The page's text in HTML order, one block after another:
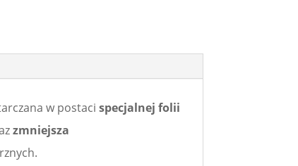
w postacispecjalnej folii
zmniejsza